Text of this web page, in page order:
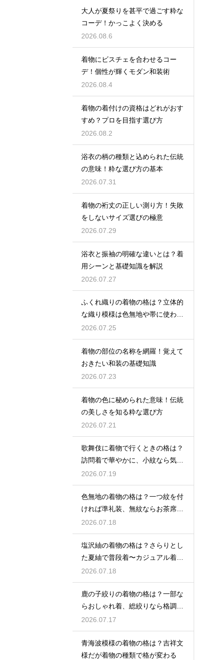
大人が夏祭りを甚平で過ごす粋な
コーデ！かっこよく決める
2026.08.6
着物にビスチェを合わせるコー
デ！個性が輝くモダン和装術
2026.08.4
着物の着付けの資格はどれがおす
すめ？プロを目指す選び方
2026.08.2
浴衣の柄の種類と込められた伝統
の意味！粋な選び方の基本
2026.07.31
着物の裄丈の正しい測り方！失敗
をしないサイズ選びの極意
2026.07.29
浴衣と振袖の明確な違いとは？着
用シーンと基礎知識を解説
2026.07.27
ふくれ織りの着物の格は？立体的
な織り模様は色無地や帯に使われ
格は控えめ
2026.07.25
着物の部位の名称を網羅！覚えて
おきたい和装の基礎知識
2026.07.23
着物の色に秘められた意味！伝統
の美しさを知る粋な選び方
2026.07.21
歌舞伎に着物で行くときの格は？
訪問着で華やかに、小紋なら気軽
な観劇に
2026.07.19
色無地の着物の格は？一つ紋を付
ければ準礼装、無紋ならお茶席向
きの格
2026.07.18
塩沢紬の着物の格は？さらりとし
た夏紬で普段着〜カジュアル着物
として活躍
2026.07.18
鹿の子絞りの着物の格は？一部な
らおしゃれ着、総絞りなら格調高
い晴れ着に
2026.07.17
青海波模様の着物の格は？吉祥文
様だが着物の種類で格が変わる